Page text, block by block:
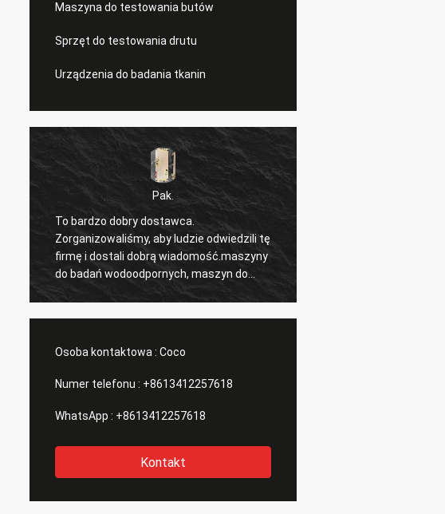
Maszyna do testowania butów
Sprzęt do testowania drutu
Urządzenia do badania tkanin
Pak.
To bardzo dobry dostawca.
Zorganizowaliśmy, aby ludzie odwiedzili tę
firmę i dostali dobrą wiadomość.maszyny
do badań wodoodpornych, maszyn do
testowania rozciągania itp., których
Osoba kontaktowa : Coco
Numer telefonu : +8613412257618
WhatsApp : +8613412257618
Kontakt